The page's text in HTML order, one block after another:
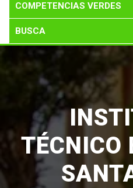
COMPETENCIAS VERDES
BUSCA
TÉCNICO